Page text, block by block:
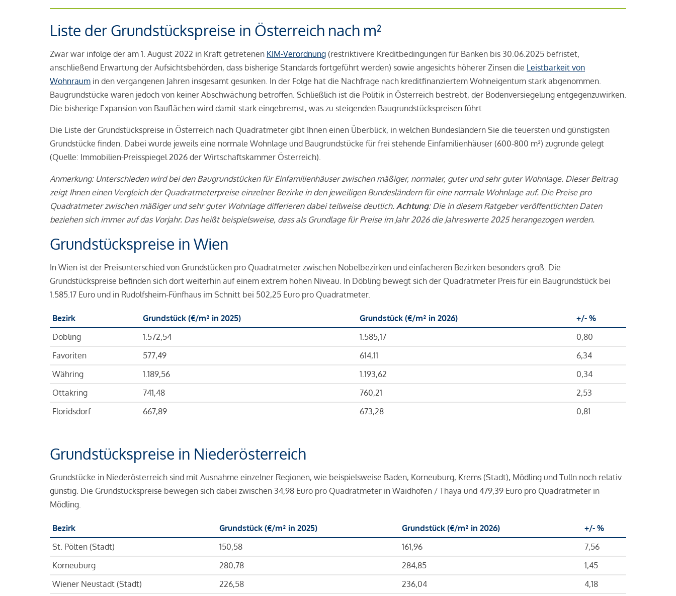
Liste der Grundstückspreise in Österreich nach m²
Zwar war infolge der am 1. August 2022 in Kraft getretenen KIM-Verordnung (restriktivere Kreditbedingungen für Banken bis 30.06.2025 befristet,
anschließend Erwartung der Aufsichtsbehörden, dass bisherige Standards fortgeführt werden) sowie angesichts höherer Zinsen die Leistbarkeit von
Wohnraum in den vergangenen Jahren insgesamt gesunken. In der Folge hat die Nachfrage nach kreditfinanziertem Wohneigentum stark abgenommen.
Baugrundstücke waren jedoch von keiner Abschwächung betroffen. Schließlich ist die Politik in Österreich bestrebt, der Bodenversiegelung entgegenzuwirken.
Die bisherige Expansion von Bauflächen wird damit stark eingebremst, was zu steigenden Baugrundstückspreisen führt.
Die Liste der Grundstückspreise in Österreich nach Quadratmeter gibt Ihnen einen Überblick, in welchen Bundesländern Sie die teuersten und günstigsten
Grundstücke finden. Dabei wurde jeweils eine normale Wohnlage und Baugrundstücke für frei stehende Einfamilienhäuser (600-800 m²) zugrunde gelegt
(Quelle: Immobilien-Preisspiegel 2026 der Wirtschaftskammer Österreich).
Anmerkung: Unterschieden wird bei den Baugrundstücken für Einfamilienhäuser zwischen mäßiger, normaler, guter und sehr guter Wohnlage. Dieser Beitrag
zeigt Ihnen einen Vergleich der Quadratmeterpreise einzelner Bezirke in den jeweiligen Bundesländern für eine normale Wohnlage auf. Die Preise pro
Quadratmeter zwischen mäßiger und sehr guter Wohnlage differieren dabei teilweise deutlich. Achtung: Die in diesem Ratgeber veröffentlichten Daten
beziehen sich immer auf das Vorjahr. Das heißt beispielsweise, dass als Grundlage für Preise im Jahr 2026 die Jahreswerte 2025 herangezogen werden.
Grundstückspreise in Wien
In Wien ist der Preisunterschied von Grundstücken pro Quadratmeter zwischen Nobelbezirken und einfacheren Bezirken besonders groß. Die
Grundstückspreise befinden sich dort weiterhin auf einem extrem hohen Niveau. In Döbling bewegt sich der Quadratmeter Preis für ein Baugrundstück bei
1.585.17 Euro und in Rudolfsheim-Fünfhaus im Schnitt bei 502,25 Euro pro Quadratmeter.
Bezirk Grundstück (€/m² in 2025) Grundstück (€/m² in 2026)
+/- %
Döbling
1.572,54 1.585,17
0,80
Favoriten
577,49 614,11
6,34
Währing
1.189,56 1.193,62
0,34
Ottakring
741,48 760,21
2,53
Floridsdorf
667,89 673,28 0,81
Grundstückspreise in Niederösterreich
Grundstücke in Niederösterreich sind mit Ausnahme einzelner Regionen, wie beispielsweise Baden, Korneuburg, Krems (Stadt), Mödling und Tulln noch relativ
günstig. Die Grundstückspreise bewegen sich dabei zwischen 34,98 Euro pro Quadratmeter in Waidhofen / Thaya und 479,39 Euro pro Quadratmeter in
Mödling.
Bezirk Grundstück (€/m² in 2025) Grundstück (€/m² in 2026)
+/- %
St. Pölten (Stadt)
150,58 161,96
7,56
Korneuburg
280,78 284,85
1,45
Wiener Neustadt (Stadt)
226,58 236,04 4,18